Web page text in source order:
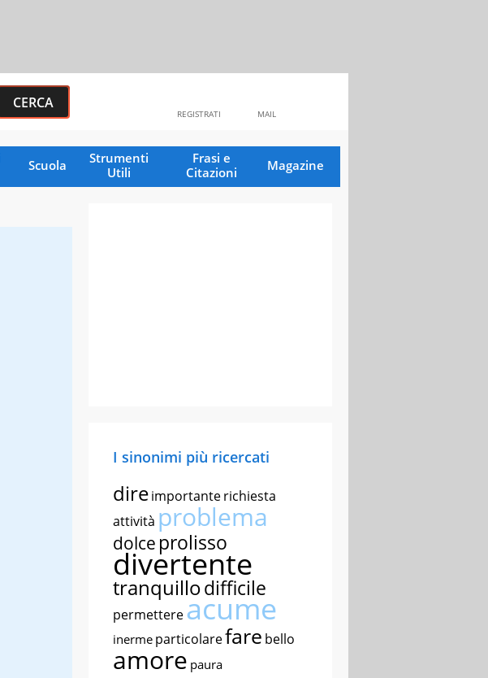
MAIL
REGISTRATI
Scuola
Strumenti
Utili
Frasi e
Citazioni
Magazine
I sinonimi più ricercati
direimportanterichiesta
attività problema
dolce prolisso
divertente
tranquillodifficile
permettereacume
inerme particolarefare bello
amore paura